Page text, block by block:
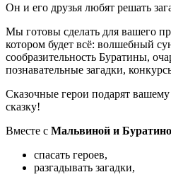
Он и его друзья любят решать
Мы готовы сделать для вашего
котором будет всё: волшебный
сообразительность Буратины,
познавательные загадки,
Сказочные герои подарят
сказку!
Вместе с Мальвиной и Буратино
спасать героев,
разгадывать загадки,